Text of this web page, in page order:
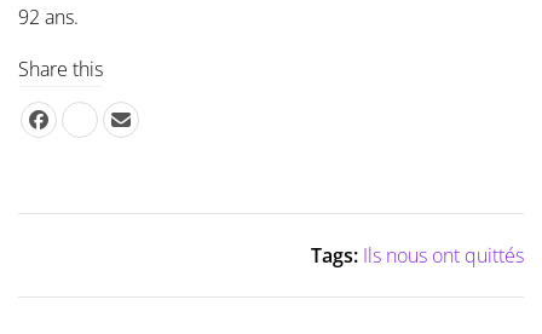
92 ans.
Share this
Tags: Ils nous ont quittés